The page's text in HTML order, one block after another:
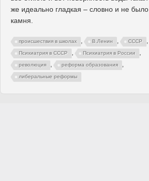
же идеально гладкая – словно и не было
камня.
происшествия в школах , В.Ленин , СССР ,
Психиатрия в СССР , Психиатрия в России ,
революция , реформа образования ,
либеральные реформы